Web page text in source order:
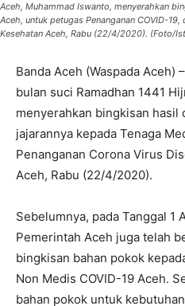
Aceh, Muhammad Iswanto, menyerahkan
Aceh, untuk petugas Penanganan COVID-
Kesehatan Aceh, Rabu (22/4/2020). (Foto/
Banda Aceh (Waspada Aceh)
bulan suci Ramadhan 1441
menyerahkan bingkisan hasil
jajarannya kepada Tenaga
Penanganan Corona Virus
Aceh, Rabu (22/4/2020).
Sebelumnya, pada Tanggal 1
Pemerintah Aceh juga telah
bingkisan bahan pokok
Non Medis COVID-19 Aceh.
bahan pokok untuk